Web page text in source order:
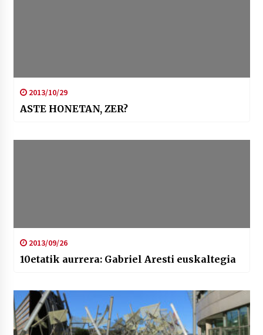
2013/10/29
ASTE HONETAN, ZER?
2013/09/26
10etatik aurrera: Gabriel Aresti euskaltegia